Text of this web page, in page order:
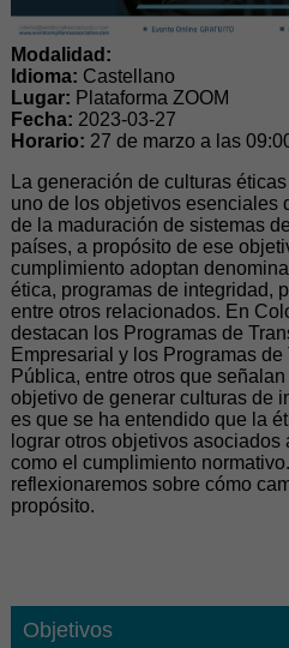
Modalidad:
Idioma: Castellano
Lugar: Plataforma ZOOM
Fecha: 2023-03-27
Horario: 27 de marzo a las
La generación de culturas
uno de los objetivos esenciales
de la maduración de sistemas
países, a propósito de ese
cumplimiento adoptan
ética, programas de integridad,
entre otros relacionados. En
destacan los Programas de
Empresarial y los Programas
Pública, entre otros que
objetivo de generar culturas de
es que se ha entendido que la
lograr otros objetivos asociados
como el cumplimiento
reflexionaremos sobre cómo
propósito.
Objetivos